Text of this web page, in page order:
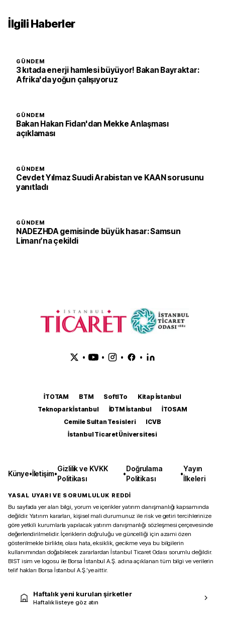
İlgili Haberler
GÜNDEM
3 kıtada enerji hamlesi büyüyor! Bakan Bayraktar:
Afrika'da yoğun çalışıyoruz
GÜNDEM
Bakan Hakan Fidan'dan Mekke Anlaşması
açıklaması
GÜNDEM
Cevdet Yılmaz Suudi Arabistan ve KAAN sorusunu
yanıtladı
GÜNDEM
NADEZHDA gemisinde büyük hasar: Samsun
Limanı’na çekildi
• • • •
İTOTAM BTM SoftITo
Kitap İstanbul
Teknopark İstanbul
İDTM İstanbul
İTOSAM
Cemile Sultan Tesisleri
ICVB
İstanbul Ticaret Üniversitesi
Künye•İletişim•
Gizlilik ve KVKK
Politikası
•
Doğrulama
Politikası
•
Yayın
İlkeleri
YASAL UYARI VE SORUMLULUK REDDİ
Bu sayfada yer alan bilgi, yorum ve içerikler yatırım danışmanlığı kapsamında
değildir. Yatırım kararları, kişisel mali durumunuz ile risk ve getiri tercihlerinize
göre yetkili kurumlarla yapılacak yatırım danışmanlığı sözleşmesi çerçevesinde
değerlendirilmelidir. İçeriklerin doğruluğu ve güncelliği için azami özen
gösterilmekle birlikte, olası hata, eksiklik, gecikme veya bu bilgilerin
kullanımından doğabilecek zararlardan İstanbul Ticaret Odası sorumlu değildir.
BIST isim ve logosu ile Borsa İstanbul A.Ş. adına açıklanan tüm bilgi ve verilerin
telif hakları Borsa İstanbul A.Ş.’ye aittir.
Haftalık yeni kurulan şirketler
Haftalık listeye göz atın